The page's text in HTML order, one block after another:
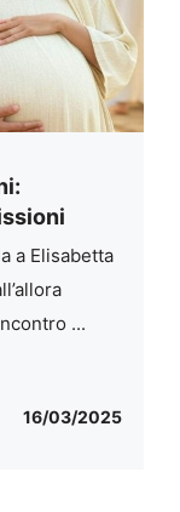
a Elisabetta
...
16/03/2025